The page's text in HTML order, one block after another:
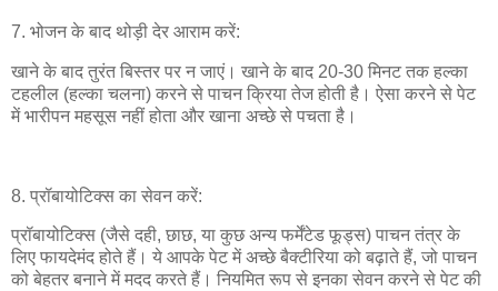
7. भोजन के बाद थोड़ी देर आराम करें:
खाने के बाद तुरंत बिस्तर पर न जाएं। खाने के बाद 20-30 मिनट तक हल्का
टहलील (हल्का चलना) करने से पाचन क्रिया तेज होती है। ऐसा करने से पेट
में भारीपन महसूस नहीं होता और खाना अच्छे से पचता है।
8. प्रॉबायोटिक्स का सेवन करें:
प्रॉबायोटिक्स (जैसे दही, छाछ, या कुछ अन्य फर्मेंटेड फूड्स) पाचन तंत्र के
लिए फायदेमंद होते हैं। ये आपके पेट में अच्छे बैक्टीरिया को बढ़ाते हैं, जो पाचन
को बेहतर बनाने में मदद करते हैं। नियमित रूप से इनका सेवन करने से पेट की